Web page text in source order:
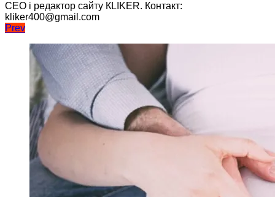
CEO і редактор сайту КLIKER. Контакт:
kliker400@gmail.com
Навігація
записів
Prev